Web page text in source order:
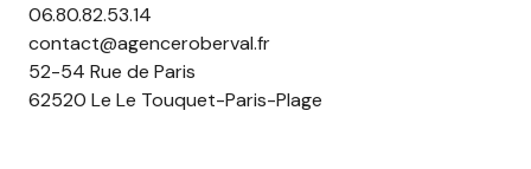
06.80.82.53.14
contact@agenceroberval.fr
52-54 Rue de Paris
62520 Le Le Touquet-Paris-Plage